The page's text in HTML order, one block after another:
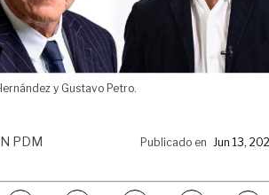
y Gustavo Petro.
PDM Publicado en Jun 13,